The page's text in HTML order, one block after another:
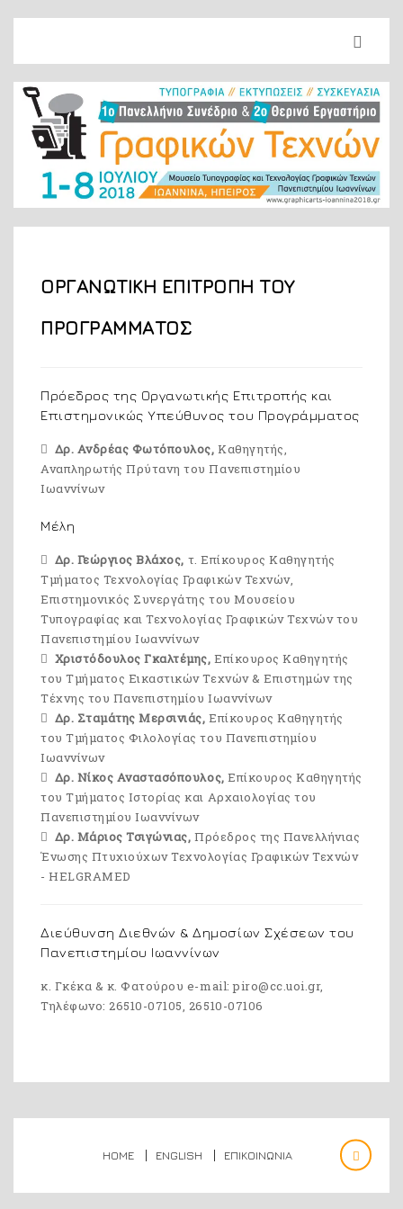
ΟΡΓΑΝΩΤΙΚΗ ΕΠΙΤΡΟΠΗ ΤΟΥ
ΠΡΟΓΡΑΜΜΑΤΟΣ
Πρόεδρος της Οργανωτικής Επιτροπής και
Επιστημονικώς Υπεύθυνος του Προγράμματος
Δρ. Ανδρέας Φωτόπουλος, Kαθηγητής,
Αναπληρωτής Πρύτανη του Πανεπιστημίου
Ιωαννίνων
Μέλη
Δρ. Γεώργιος Βλάχος, τ. Επίκουρος Καθηγητής
Τμήματος Τεχνολογίας Γραφικών Τεχνών,
Επιστημονικός Συνεργάτης του Μουσείου
Τυπογραφίας και Τεχνολογίας Γραφικών Τεχνών του
Πανεπιστημίου Ιωαννίνων
Χριστόδουλος Γκαλτέμης, Επίκουρος Καθηγητής
του Τμήματος Εικαστικών Τεχνών & Επιστημών της
Τέχνης του Πανεπιστημίου Ιωαννίνων
Δρ. Σταμάτης Μερσινιάς, Επίκουρος Καθηγητής
του Τμήματος Φιλολογίας του Πανεπιστημίου
Ιωαννίνων
Δρ. Νίκος Αναστασόπουλος, Επίκουρος Καθηγητής
του Τμήματος Ιστορίας και Αρχαιολογίας του
Πανεπιστημίου Ιωαννίνων
Δρ. Μάριος Τσιγώνιας, Πρόεδρος της Πανελλήνιας
Ένωσης Πτυχιούχων Τεχνολογίας Γραφικών Τεχνών
- ΗELGRAMED
Διεύθυνση Διεθνών & Δημοσίων Σχέσεων του
Πανεπιστημίου Ιωαννίνων
κ. Γκέκα & κ. Φατούρου e-mail: piro@cc.uoi.gr,
Tηλέφωνο: 26510-07105, 26510-07106
HOME ENGLISH ΕΠΙΚΟΙΝΩΝΙΑ